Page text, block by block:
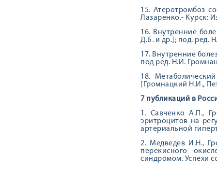
15. Атеротромбоз
Лазаренко.- Курск:
16. Внутренние
Д.Б. и др.]; под. ред.
17. Внутренние
под ред. Н.И.
18.
[Громнацкий Н.И.,
7 публикаций в
1. Савченко А.П.,
эритроцитов на
артериальной
2. Медведев И.Н.,
перекисного
синдромом. Успехи